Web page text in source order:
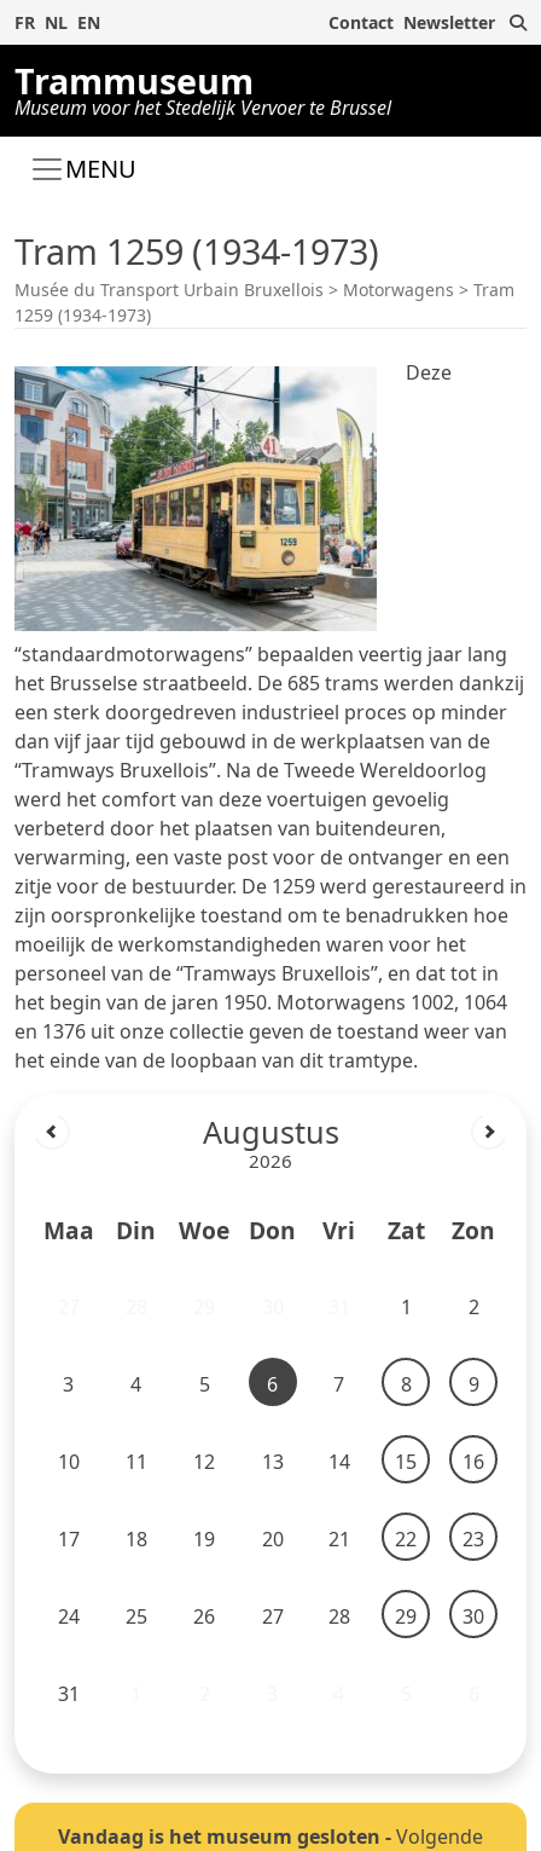
FR NL EN Contact Newsletter
Trammuseum
Museum voor het Stedelijk Vervoer te Brussel
MENU
Tram 1259 (1934-1973)
Musée du Transport Urbain Bruxellois > Motorwagens > Tram
1259 (1934-1973)
Deze
“standaardmotorwagens” bepaalden veertig jaar lang
het Brusselse straatbeeld. De 685 trams werden dankzij
een sterk doorgedreven industrieel proces op minder
dan vijf jaar tijd gebouwd in de werkplaatsen van de
“Tramways Bruxellois”. Na de Tweede Wereldoorlog
werd het comfort van deze voertuigen gevoelig
verbeterd door het plaatsen van buitendeuren,
verwarming, een vaste post voor de ontvanger en een
zitje voor de bestuurder. De 1259 werd gerestaureerd in
zijn oorspronkelijke toestand om te benadrukken hoe
moeilijk de werkomstandigheden waren voor het
personeel van de “Tramways Bruxellois”, en dat tot in
het begin van de jaren 1950. Motorwagens 1002, 1064
en 1376 uit onze collectie geven de toestand weer van
het einde van de loopbaan van dit tramtype.
Augustus
2026
Maa Din Woe Don Vri Zat Zon
1 2
3 4 5 6 7 8 9
10 11 12 13 14 15 16
17 18 19 20 21 22 23
24 25 26 27 28 29 30
31
Vandaag is het museum gesloten -Volgende